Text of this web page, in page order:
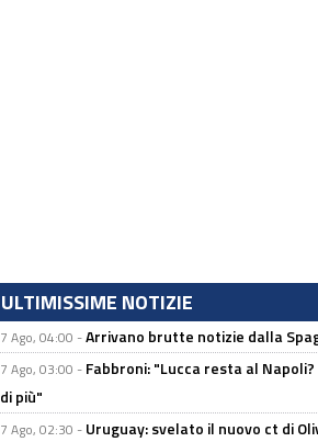
ULTIMISSIME NOTIZIE
7 Ago, 04:00 -Arrivano brutte notizie dalla
7 Ago, 03:00 - Fabbroni: "Lucca resta al
di più"
7 Ago, 02:30 - Uruguay: svelato il nuovo ct di